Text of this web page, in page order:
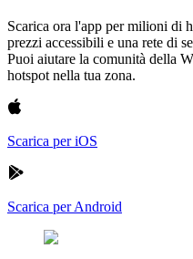
Scarica ora l'app per milioni di
prezzi accessibili e una rete di
Puoi aiutare la comunità della
hotspot nella tua zona.
Scarica per iOS
Scarica per Android